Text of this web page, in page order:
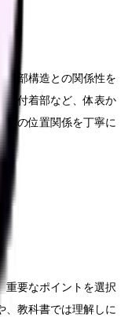
内部構造との関係性を
の付着部など、体表か
との位置関係を丁寧に
重要なポイントを選択
、教科書では理解しに